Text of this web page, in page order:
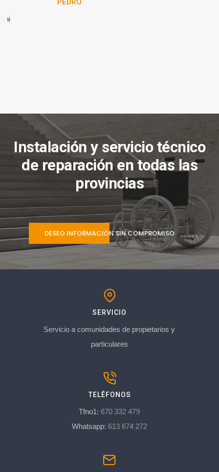
PEDRO
Instalación y servicio técnico
de reparación en todas las
provincias
DESEO INFORMACIÓN SIN COMPROMISO
SERVICIO
Servicio a comunidades de propietarios y
particulares
TELÉFONOS
Tfno1: 670 332 479
Whatsapp: 613 674 272